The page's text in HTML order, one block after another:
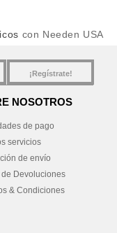
con Needen USA
¡Regístrate!
NOSOTROS
de pago
servicios
de envío
de Devoluciones
& Condiciones